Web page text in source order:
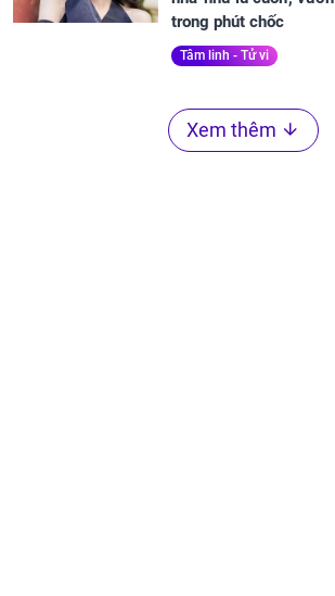
trong phút chốc
Tâm linh - Tử vi
Xem thêm